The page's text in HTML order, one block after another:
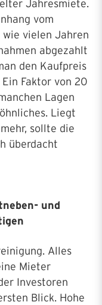
Jahresmiete.
vom
wie vielen Jahren
abgezahlt
den Kaufpreis
Faktor von 20
Lagen
Liegt
sollte die
überdacht
und
Alles
Mieter
Investoren
Blick. Hohe